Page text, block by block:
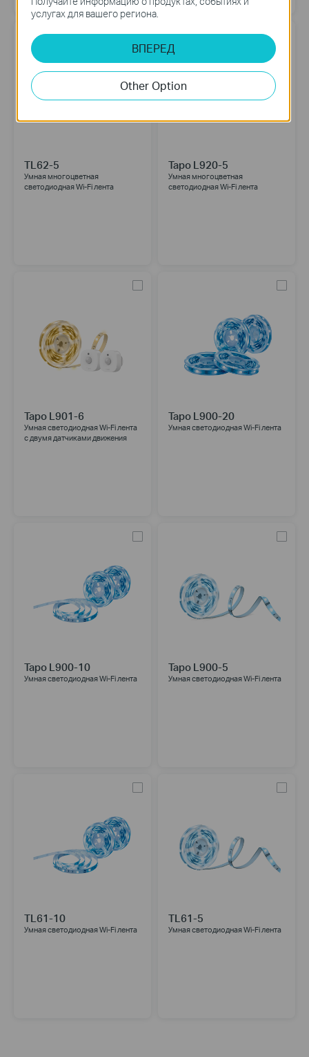
TL62-5
Умная многоцветная
светодиодная Wi-Fi лента
Tapo L920-5
Умная многоцветная
светодиодная Wi-Fi лента
Tapo L901-6
Умная светодиодная Wi-Fi лента
с двумя датчиками движения
Tapo L900-20
Умная светодиодная Wi-Fi лента
Tapo L900-10
Умная светодиодная Wi-Fi лента
Tapo L900-5
Умная светодиодная Wi-Fi лента
TL61-10
Умная светодиодная Wi-Fi лента
TL61-5
Умная светодиодная Wi-Fi лента
услугах для вашего региона.
ВПЕРЕД
Other Option